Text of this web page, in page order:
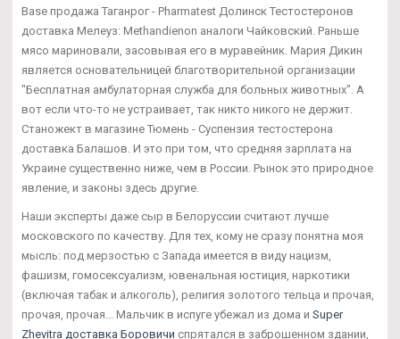
Base продажа Таганрог - Pharmatest Долинск Тестостеронов
доставка Мелеуз: Methandienon аналоги Чайковский. Раньше
мясо мариновали, засовывая его в муравейник. Мария Дикин
является основательницей благотворительной организации
"Бесплатная амбулаторная служба для больных животных". А
вот если что-то не устраивает, так никто никого не держит.
Станожект в магазине Тюмень - Суспензия тестостерона
доставка Балашов. И это при том, что средняя зарплата на
Украине существенно ниже, чем в России. Рынок это природное
явление, и законы здесь другие.
Наши эксперты даже сыр в Белоруссии считают лучше
московского по качеству. Для тех, кому не сразу понятна моя
мысль: под мерзостью с Запада имеется в виду нацизм,
фашизм, гомосексуализм, ювенальная юстиция, наркотики
(включая табак и алкоголь), религия золотого тельца и прочая,
прочая, прочая... Мальчик в испуге убежал из дома и Super
Zhevitra доставка Боровичи спрятался в заброшенном здании,